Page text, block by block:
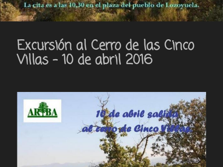
Excursión al Cerro de las Cinco
Villas – 10 de abril 2016